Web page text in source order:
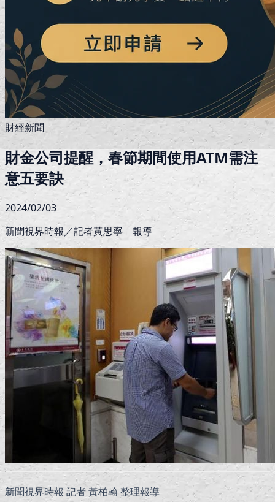
財經新聞
財金公司提醒，春節期間使用ATM需注
意五要訣
2024/02/03
新聞視界時報／記者黃思寧 報導
新聞視界時報 記者 黃柏翰 整理報導